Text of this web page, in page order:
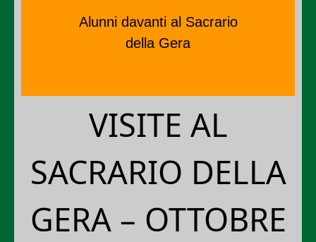
Alunni davanti al Sacrario
della Gera
VISITE AL
SACRARIO DELLA
GERA – OTTOBRE